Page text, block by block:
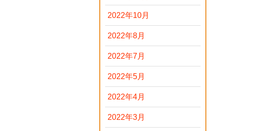
2022年10月
2022年8月
2022年7月
2022年5月
2022年4月
2022年3月